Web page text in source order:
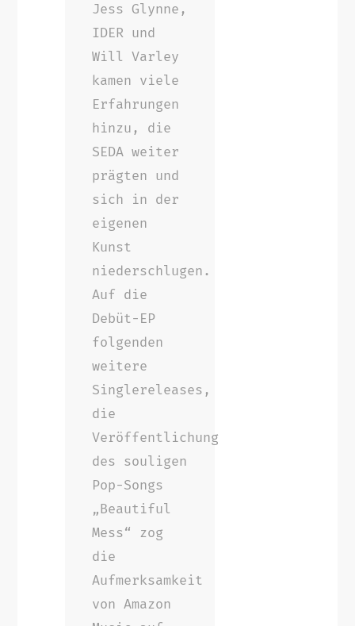
Jess Glynne,
IDER und
Will Varley
kamen viele
Erfahrungen
hinzu, die
SEDA weiter
prägten und
sich in der
eigenen
Kunst
niederschlugen.
Auf die
Debüt-EP
folgenden
weitere
Singlereleases,
die
Veröffentlichung
des souligen
Pop-Songs
„Beautiful
Mess“ zog
die
Aufmerksamkeit
von Amazon